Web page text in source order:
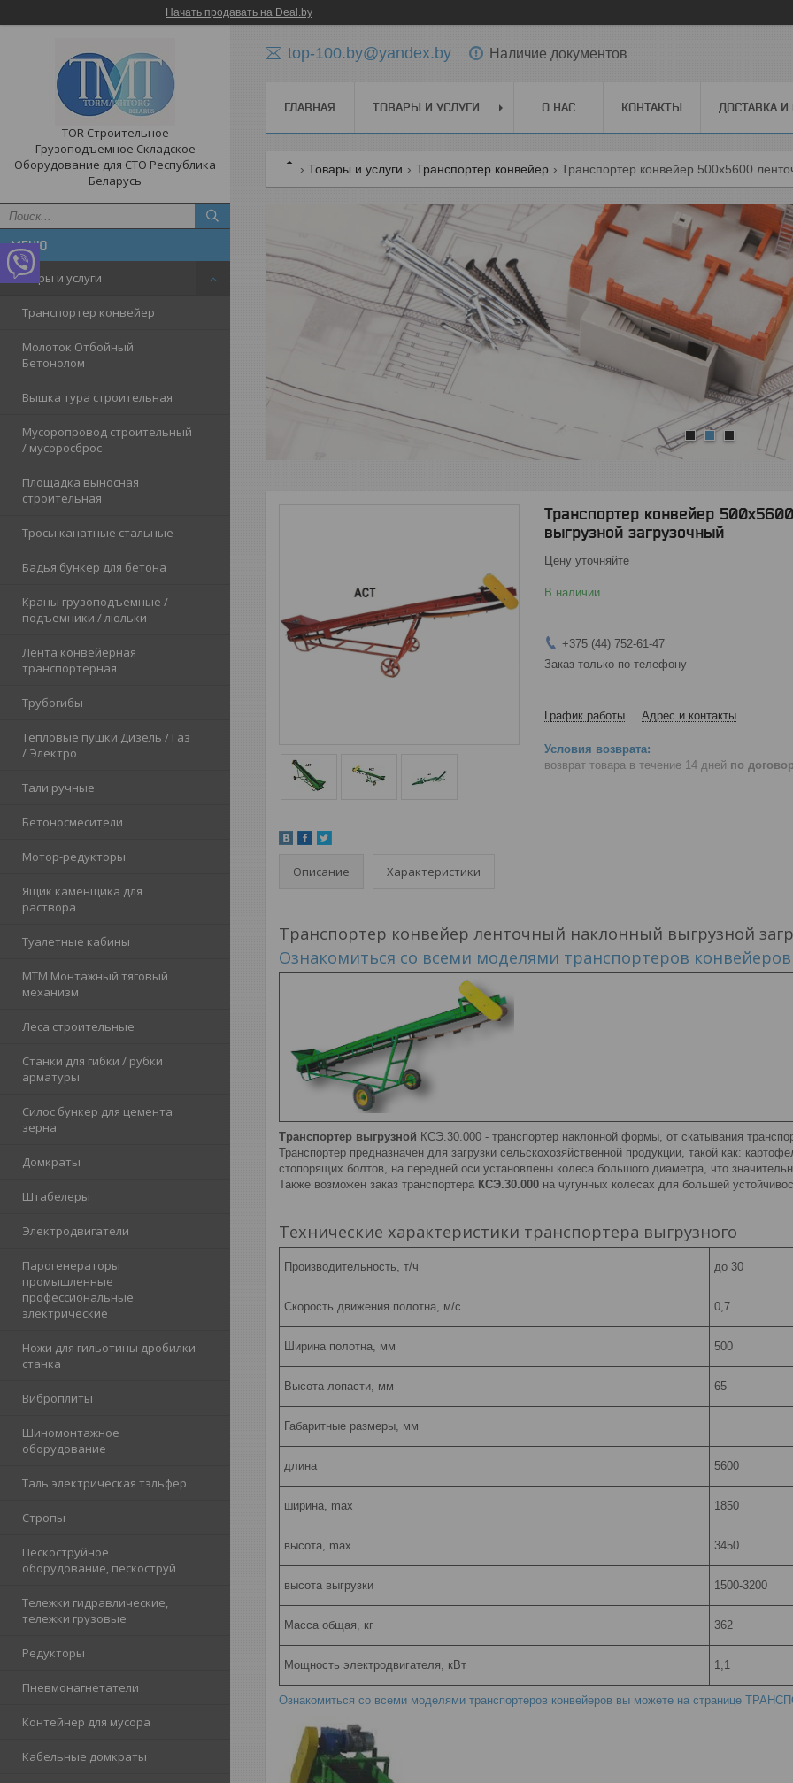
Начать продавать на Deal.by
TOR Строительное
Грузоподъемное Складское
Оборудование для СТО Республика
Беларусь
Товары и услуги
Транспортер конвейер
Молоток Отбойный
Бетонолом
Вышка тура строительная
Мусоропровод строительный
/ мусоросброс
Площадка выносная
строительная
Тросы канатные стальные
Бадья бункер для бетона
Краны грузоподъемные /
подъемники / люльки
Лента конвейерная
транспортерная
Трубогибы
Тепловые пушки Дизель / Газ
/ Электро
Тали ручные
Бетоносмесители
Мотор-редукторы
Ящик каменщика для
раствора
Туалетные кабины
МТМ Монтажный тяговый
механизм
Леса строительные
Станки для гибки / рубки
арматуры
Силос бункер для цемента
зерна
Домкраты
Штабелеры
Электродвигатели
Парогенераторы
промышленные
профессиональные
электрические
Ножи для гильотины дробилки
станка
Виброплиты
Шиномонтажное
оборудование
Таль электрическая тэльфер
Стропы
Пескоструйное
оборудование, пескоструй
Тележки гидравлические,
тележки грузовые
Редукторы
Пневмонагнетатели
Контейнер для мусора
Кабельные домкраты
top-100.by@yandex.by Наличие документов
ГЛАВНАЯ ТОВАРЫ И УСЛУГИ О НАС КОНТАКТЫ ДОСТАВКА И
Товары и услуги Транспортер конвейер Транспортер конвейер 500х5600
Транспортер конвейер
выгрузной загрузочный
Цену уточняйте
В наличии
+375 (44) 752-61-47
Заказ только по телефону
График работы Адрес и контакты
возврат товара в течение 14 дней по
Описание Характеристики
Транспортер конвейер ленточный наклонный выгрузной
Ознакомиться со всеми моделями транспортеров
Транспортер выгрузной КСЭ.30.000 - транспортер наклонной формы, от скатывания
Транспортер предназначен для загрузки сельскохозяйственной продукции, такой как:
стопорящих болтов, на передней оси установлены колеса большого диаметра, что
Также возможен заказ транспортера КСЭ.30.000 на чугунных колесах для большей
Технические характеристики транспортера выгрузного
Производительность, т/ч до 30
Скорость движения полотна, м/с 0,7
Ширина полотна, мм 500
Высота лопасти, мм 65
Габаритные размеры, мм
длина 5600
ширина, max 1850
высота, max 3450
высота выгрузки 1500-3200
Масса общая, кг 362
Мощность электродвигателя, кВт 1,1
Ознакомиться со всеми моделями транспортеров конвейеров вы можете на странице